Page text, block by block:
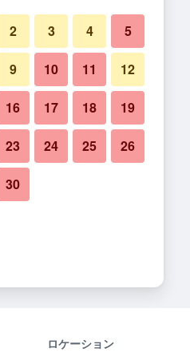
ロケーション
2 3 4 5
9 10 11 12
16 17 18 19
23 24 25 26
30